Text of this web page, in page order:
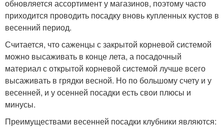
обновляется ассортимент у магазинов, поэтому часто
приходится проводить посадку вновь купленных кустов в
весенний период.
Считается, что саженцы с закрытой корневой системой
можно высаживать в конце лета, а посадочный
материал с открытой корневой системой лучше всего
высаживать в грядки весной. Но по большому счету и у
весенней, и у осенней посадки есть свои плюсы и
минусы.
Преимуществами весенней посадки клубники являются: